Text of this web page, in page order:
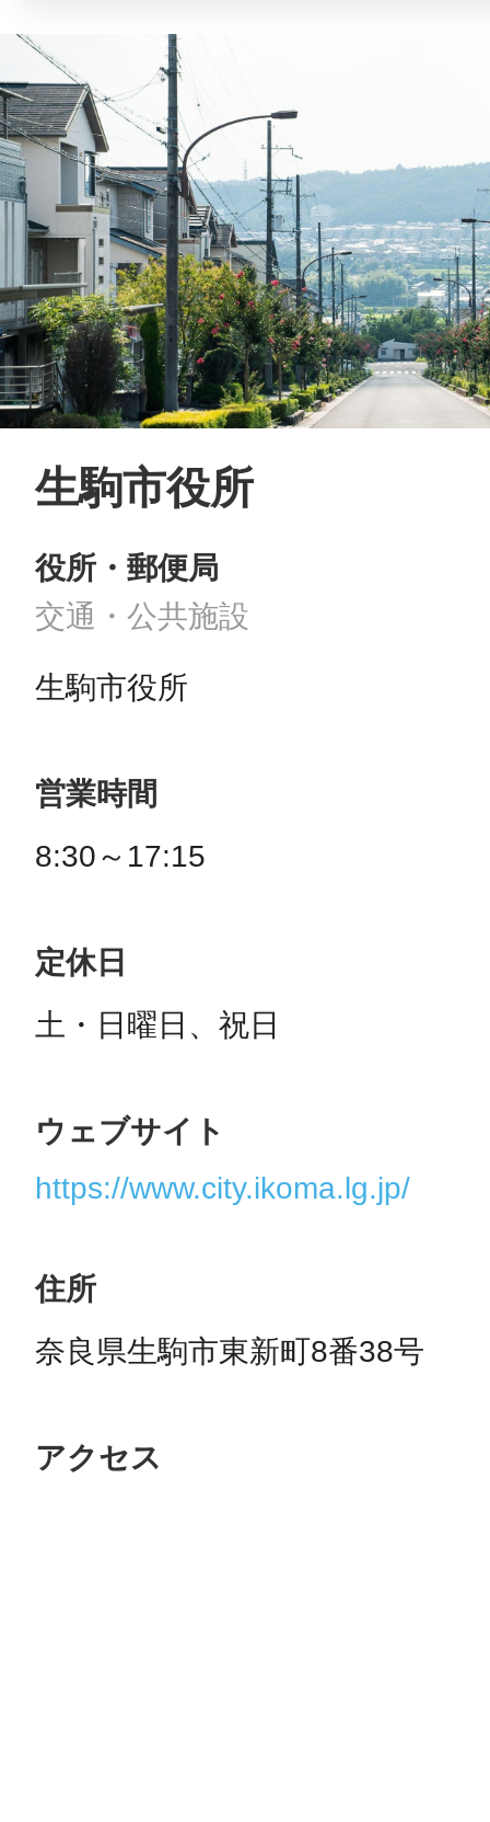
生駒市役所
役所・郵便局
交通・公共施設
生駒市役所
営業時間
8:30～17:15
定休日
土・日曜日、祝日
ウェブサイト
https://www.city.ikoma.lg.jp/
住所
奈良県生駒市東新町8番38号
アクセス